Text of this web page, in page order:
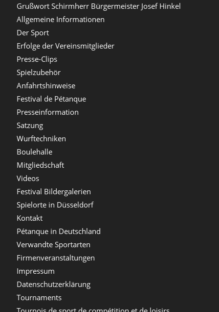
Grußwort Schirmherr Bürgermeister Josef Hinkel
Allgemeine Informationen
Der Sport
Erfolge der Vereinsmitglieder
Presse-Clips
Spielzubehör
Anfahrtshinweise
Festival de Pétanque
Presseinformation
Satzung
Wurftechniken
Boulehalle
Mitgliedschaft
Videos
Festival Bildergalerien
Spielorte in Düsseldorf
Kontakt
Pétanque in Deutschland
Verwandte Sportarten
Firmenveranstaltungen
Impressum
Datenschutzerklärung
Tournaments